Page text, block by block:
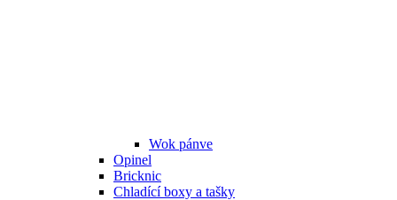
Wok pánve
Opinel
Bricknic
Chladící boxy a tašky